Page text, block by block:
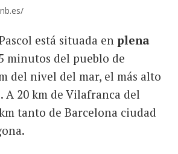
está situada en plena
minutos del pueblo de
del nivel del mar, el más alto
A 20 km de Vilafranca del
tanto de Barcelona ciudad